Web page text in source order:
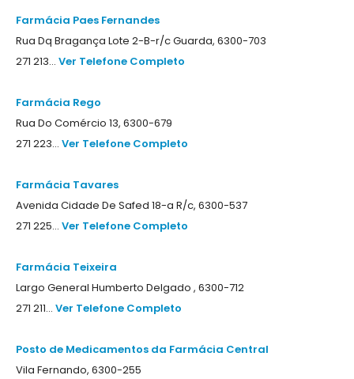
Farmácia Paes Fernandes
Rua Dq Bragança Lote 2-B-r/c Guarda, 6300-703
271 213... Ver Telefone Completo
Farmácia Rego
Rua Do Comércio 13, 6300-679
271 223... Ver Telefone Completo
Farmácia Tavares
Avenida Cidade De Safed 18-a R/c, 6300-537
271 225... Ver Telefone Completo
Farmácia Teixeira
Largo General Humberto Delgado , 6300-712
271 211... Ver Telefone Completo
Posto de Medicamentos da Farmácia Central
Vila Fernando, 6300-255